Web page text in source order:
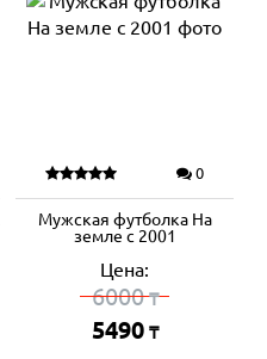
0
Мужская футболка На
земле с 2001
Цена:
6000₸
5490 ₸